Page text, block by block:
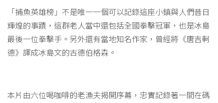
「捕魚英雄榜」不是唯一一個可以記錄這座小鎮與人們昔日
輝煌的事蹟，這群老人當中還包括全國拳擊冠軍，也是冰島
最後一位拳擊手。另外還有當地知名作家，曾經將《唐吉軻
德》譯成冰島文的古德伯格森。
本片由六位喝咖啡的老漁夫揭開序幕，忠實記錄著一間在碼